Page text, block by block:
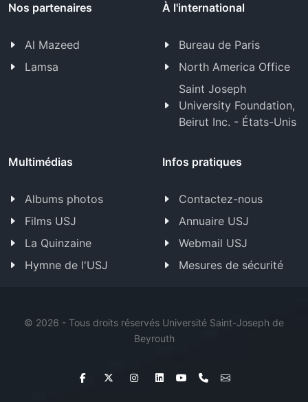
Nos partenaires
Al Mazeed
Lamsa
À l'international
Bureau de Paris
North America Office
Saint Joseph
University Foundation,
Beirut Inc. - États-Unis
Multimédias
Albums photos
Films USJ
La Quinzaine
Hymne de l'USJ
Infos pratiques
Contactez-nous
Annuaire USJ
Webmail USJ
Mesures de sécurité
© 2026 - Tous droits réservés Université Saint-Joseph de
Beyrouth